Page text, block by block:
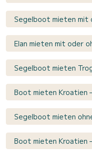
Segelboot mieten mit
Elan mieten mit oder
Segelboot mieten
Boot mieten Kroatien
Segelboot mieten
Boot mieten Kroatien